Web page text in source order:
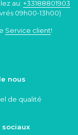
au: +33188801903
09h00-13h00)
Service client!
nous
de qualité
sociaux